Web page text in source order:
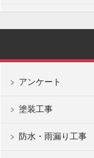
アンケート
塗装工事
防水・雨漏り工事